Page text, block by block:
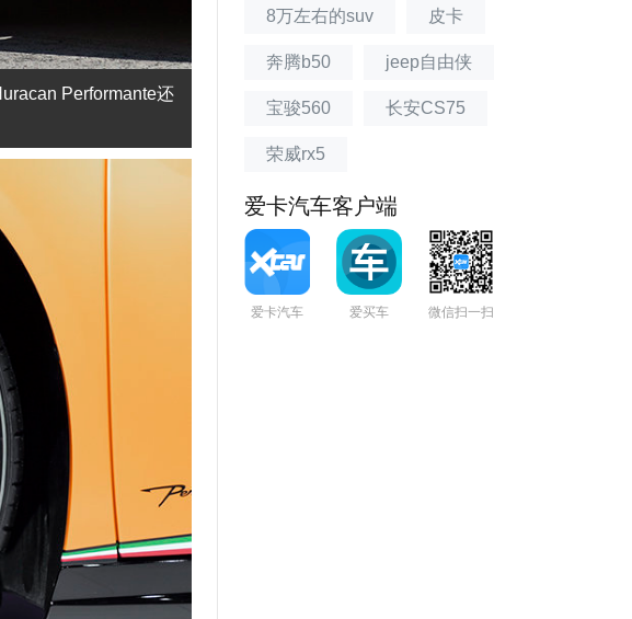
Performante还
8万左右的suv 皮卡
奔腾b50 jeep自由侠
宝骏560 长安CS75
荣威rx5
爱卡汽车客户端
爱卡汽车 爱买车 微信扫一扫